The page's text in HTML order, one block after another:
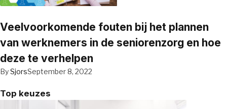
Veelvoorkomende fouten bij het plannen
van werknemers in de seniorenzorg en hoe
deze te verhelpen
BySjorsSeptember 8, 2022
Top keuzes